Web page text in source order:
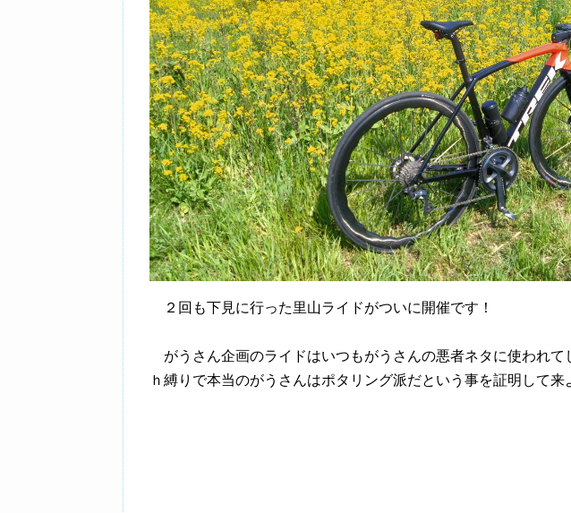
２回も下見に行った里山ライドがついに開催です！
がうさん企画のライドはいつもがうさんの悪者ネタに使われて
ｈ縛りで本当のがうさんはポタリング派だという事を証明して来